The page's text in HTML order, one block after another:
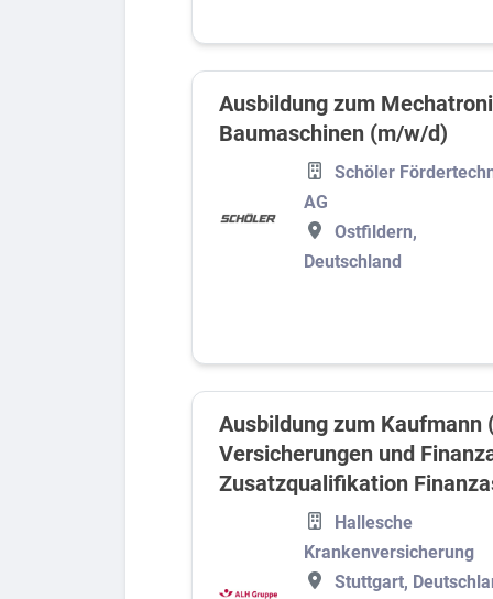
Ausbildung zum
Baumaschinen (m/w/d)
Schöler
AG
Ostfildern,
Deutschland
Ausbildung zum Kaufmann
Versicherungen und
Zusatzqualifikation
Hallesche
Krankenversicherung
Stuttgart,